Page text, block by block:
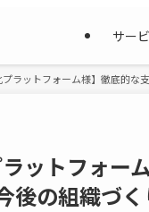
サー
プラットフォーム様】徹底的
ラットフォ
後の組織づ